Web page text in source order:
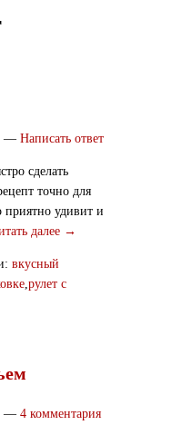
— Написать ответ
сделать
точно для
приятно удивит и
далее →
вкусный
,рулет с
— 4 комментария